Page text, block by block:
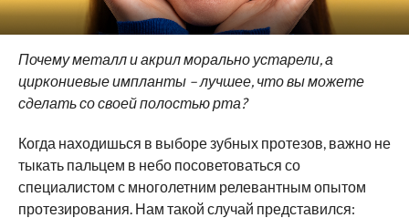
Почему металл и акрил морально устарели, а
циркониевые импланты – лучшее, что вы можете
сделать со своей полостью рта?
Когда находишься в выборе зубных протезов, важно не
тыкать пальцем в небо посоветоваться со
специалистом с многолетним релевантным опытом
протезирования. Нам такой случай представился: